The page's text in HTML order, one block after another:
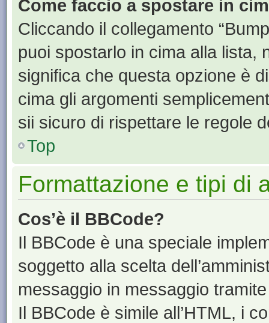
Come faccio a spostare in
Cliccando il collegamento
puoi spostarlo in cima alla lista,
significa che questa opzione è
cima gli argomenti
sii sicuro di rispettare le regole
Top
Formattazione e tipi di
Cos’è il BBCode?
Il BBCode è una speciale
soggetto alla scelta
messaggio in messaggio
Il BBCode è simile all’HTML, i